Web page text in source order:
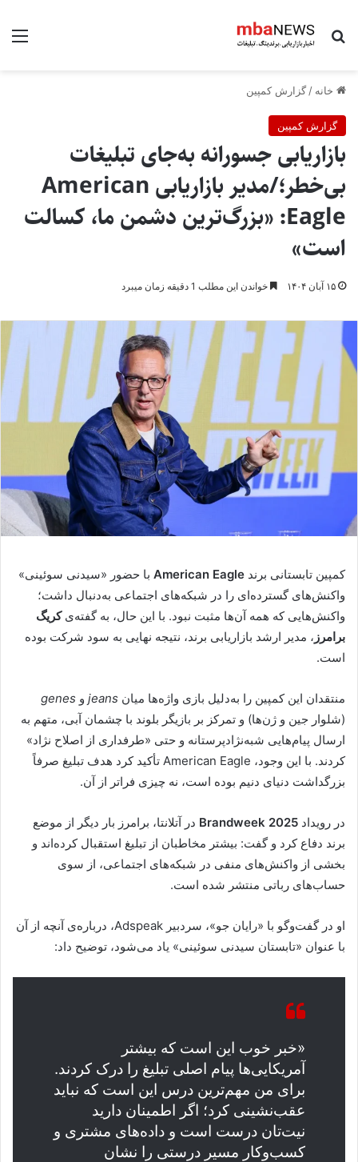
جستجو برای
خانه / گزارش کمپین
گزارش کمپین
بازاریابی جسورانه به‌جای تبلیغات
بی‌خطر؛/مدیر بازاریابی American
Eagle: «بزرگ‌ترین دشمن ما، کسالت
است»
۱۵ آبان ۱۴۰۴ خواندن این مطلب 1 دقیقه زمان میبرد
کمپین تابستانی برند American Eagle با حضور «سیدنی سوئینی»
واکنش‌های گسترده‌ای را در شبکه‌های اجتماعی به‌دنبال داشت؛
واکنش‌هایی که همه آن‌ها مثبت نبود. با این حال، به گفته‌یکریگ
برامرز ، مدیر ارشد بازاریابی برند، نتیجه نهایی به سود شرکت بوده
است.
منتقدان این کمپین را به‌دلیل بازی واژه‌ها میان jeans و genes
(شلوار جین و ژن‌ها) و تمرکز بر بازیگر بلوند با چشمان آبی، متهم به
ارسال پیام‌هایی شبه‌نژادپرستانه و حتی «طرفداری از اصلاح نژاد»
کردند. با این وجود، American Eagle تأکید کرد هدف تبلیغ صرفاً
بزرگداشت دنیای دنیم بوده است، نه چیزی فراتر از آن.
در رویداد Brandweek 2025 در آتلانتا، برامرز بار دیگر از موضع
برند دفاع کرد و گفت: بیشتر مخاطبان از تبلیغ استقبال کرده‌اند و
بخشی از واکنش‌های منفی در شبکه‌های اجتماعی، از سوی
حساب‌های رباتی منتشر شده است.
او در گفت‌وگو با «رایان جو»، سردبیر Adspeak، درباره‌ی آنچه از آن
با عنوان «تابستان سیدنی سوئینی» یاد می‌شود، توضیح داد:
«خبر خوب این است که بیشتر
آمریکایی‌ها پیام اصلی تبلیغ را درک کردند.
برای من مهم‌ترین درس این است که نباید
عقب‌نشینی کرد؛ اگر اطمینان دارید
نیت‌تان درست است و داده‌های مشتری و
کسب‌وکار مسیر درستی را نشان